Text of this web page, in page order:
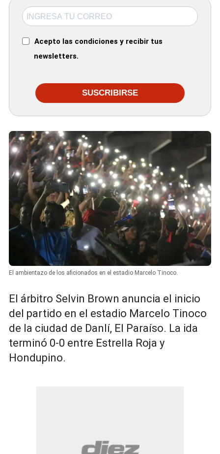
Acepto las condiciones y recibir tus
newsletters.
SUSCRIBIRSE
El ambientazo de los aficionados en el estadio Marcelo Tinoco.
El árbitro Selvin Brown anuncia el inicio
del partido en el estadio Marcelo Tinoco
de la ciudad de Danlí, El Paraíso. La ida
terminó 0-0 entre Estrella Roja y
Hondupino.